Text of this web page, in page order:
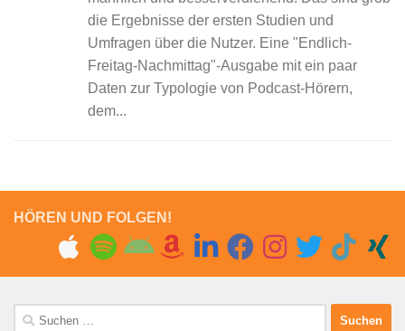
die Ergebnisse der ersten Studien und
Umfragen über die Nutzer. Eine "Endlich-
Freitag-Nachmittag"-Ausgabe mit ein paar
Daten zur Typologie von Podcast-Hörern,
dem...
HÖREN UND FOLGEN!
Suchen